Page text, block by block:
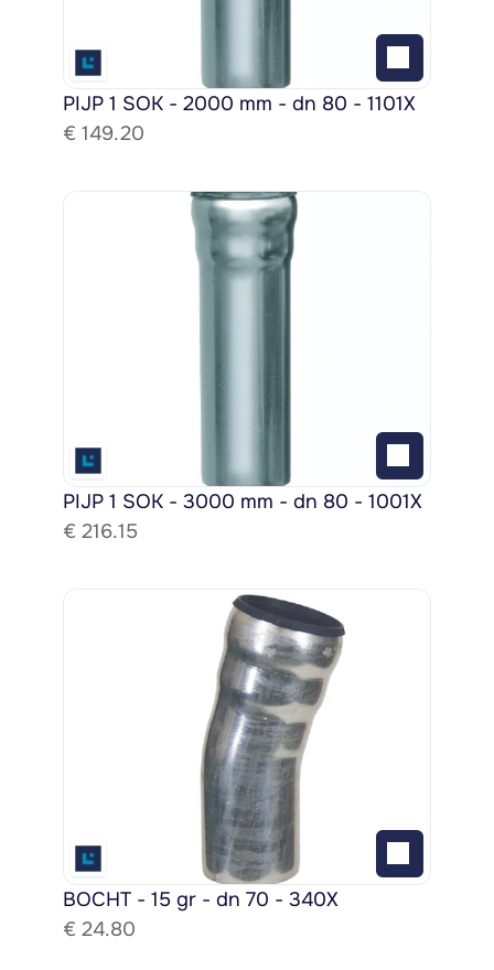
PIJP 1 SOK - 2000 mm - dn 80 - 1101X
€ 149.20
PIJP 1 SOK - 3000 mm - dn 80 - 1001X
€ 216.15
BOCHT - 15 gr - dn 70 - 340X
€ 24.80